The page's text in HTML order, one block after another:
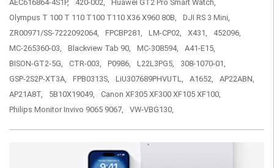
AEC616864-4S1P,
420-002,
Huawei GT2 Pro Smart Watch,
Olympus T 100 T 110 T100 T110 X36 X960 80B,
DJI RS 3 Mini,
ZR00971/SS-7222092064,
FPCBP281, LM-CP02, X431,
452096,
MC-265360-03,
Blackview Tab 90, MC-308594,
A41-E15,
BISON-GT2-5G,
CTR-003, P0986, L22L3PG5,
308-1070-01,
GSP-2S2P-XT3A,
FPB0313S, LiU307689PHVUTL, A1652,
AP22ABN,
AP21A8T,
5B10X19049,
Canon XF305 XF300 XF105 XF100,
Philips Monitor Invivo 9065 9067,
VW-VBG130,